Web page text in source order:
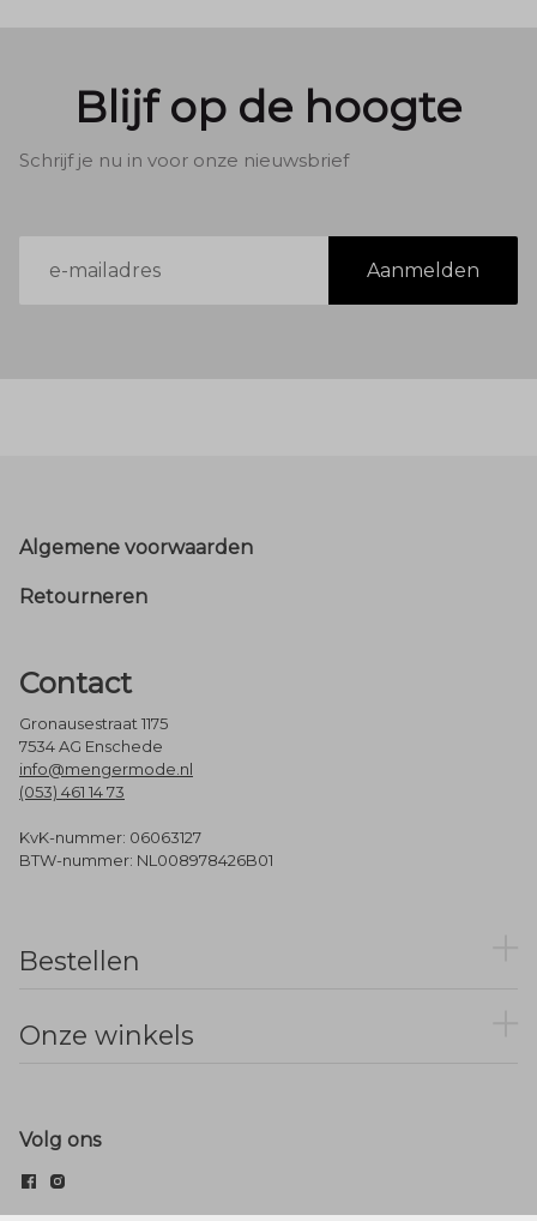
Blijf op de hoogte
Schrijf je nu in voor onze nieuwsbrief
mailadres
Aanmelden
Footer
Algemene voorwaarden
Retourneren
Contact
Gronausestraat 1175
7534 AG Enschede
info@mengermode.nl
(053) 461 14 73
KvK-nummer: 06063127
BTW-nummer: NL008978426B01
Bestellen
Onze winkels
Volg ons